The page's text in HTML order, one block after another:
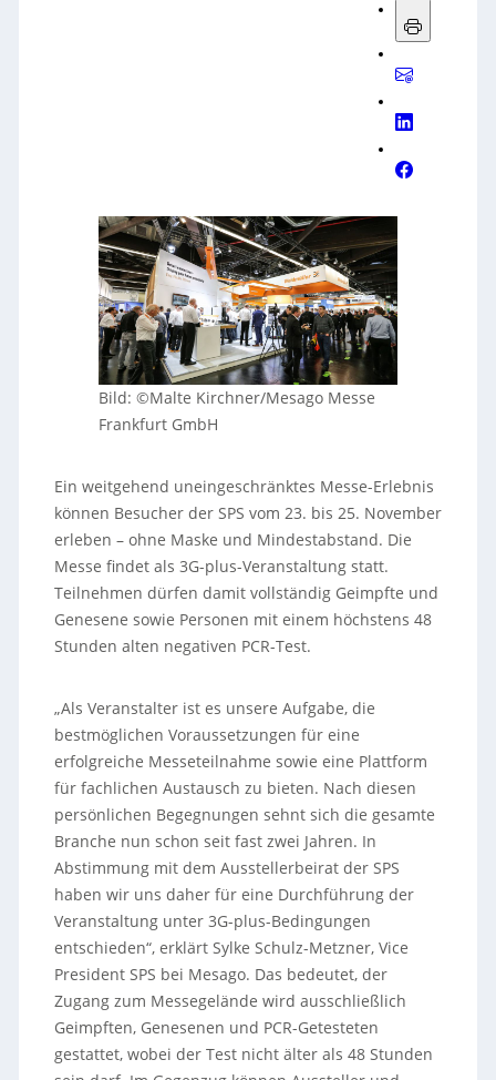
Bild: ©Malte Kirchner/Mesago Messe
Frankfurt GmbH
Ein weitgehend uneingeschränktes Messe-Erlebnis
können Besucher der SPS vom 23. bis 25. November
erleben – ohne Maske und Mindestabstand. Die
Messe findet als 3G-plus-Veranstaltung statt.
Teilnehmen dürfen damit vollständig Geimpfte und
Genesene sowie Personen mit einem höchstens 48
Stunden alten negativen PCR-Test.
„Als Veranstalter ist es unsere Aufgabe, die
bestmöglichen Voraussetzungen für eine
erfolgreiche Messeteilnahme sowie eine Plattform
für fachlichen Austausch zu bieten. Nach diesen
persönlichen Begegnungen sehnt sich die gesamte
Branche nun schon seit fast zwei Jahren. In
Abstimmung mit dem Ausstellerbeirat der SPS
haben wir uns daher für eine Durchführung der
Veranstaltung unter 3G-plus-Bedingungen
entschieden“, erklärt Sylke Schulz-Metzner, Vice
President SPS bei Mesago. Das bedeutet, der
Zugang zum Messegelände wird ausschließlich
Geimpften, Genesenen und PCR-Getesteten
gestattet, wobei der Test nicht älter als 48 Stunden